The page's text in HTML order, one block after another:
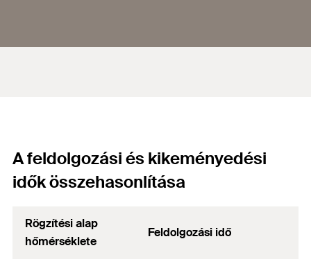
A feldolgozási és kikeményedési
idők összehasonlítása
Rögzítési alap
hőmérséklete
Feldolgozási idő